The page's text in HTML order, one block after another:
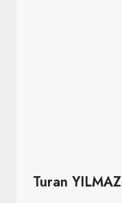
Turan YILMAZ